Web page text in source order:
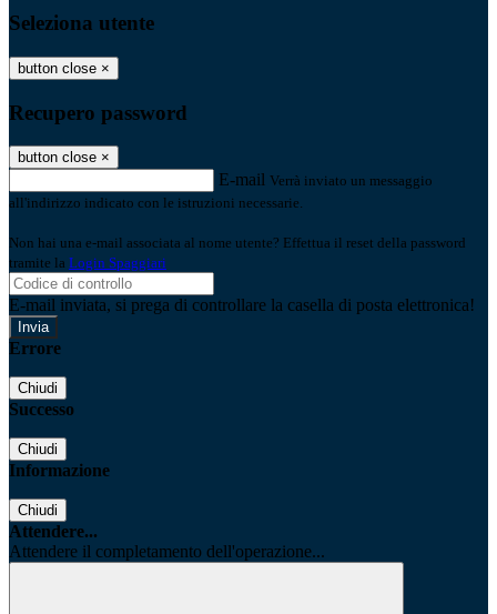
Seleziona utente
button close ×
Recupero password
button close ×
E-mail Verrà inviato un messaggio
all'indirizzo indicato con le istruzioni necessarie.
Non hai una e-mail associata al nome utente? Effettua il reset della password
tramite la Login Spaggiari
E-mail inviata, si prega di controllare la casella di posta elettronica!
Errore
Chiudi
Successo
Chiudi
Informazione
Chiudi
Attendere...
Attendere il completamento dell'operazione...